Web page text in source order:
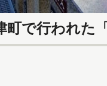
町で行われた